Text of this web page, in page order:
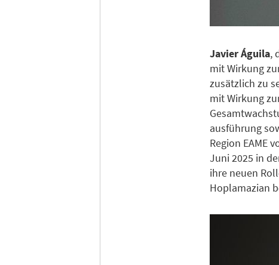
Javier Águila,
mit Wirkung
zusätzlich zu
mit Wirkung
ausführung
Region EAME
Juni 2025 in
ihre neuen
Hoplamazian